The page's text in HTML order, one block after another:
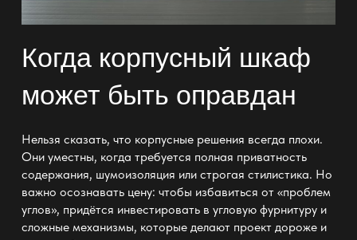
Когда корпусный шкаф
может быть оправдан
Нельзя сказать, что корпусные решения всегда плохи.
Они уместны, когда требуется полная приватность
содержания, шумоизоляция или строгая стилистика. Но
важно осознавать цену: чтобы избавиться от «проблем
углов», придётся инвестировать в угловую фурнитуру и
сложные механизмы, которые делают проект дороже и